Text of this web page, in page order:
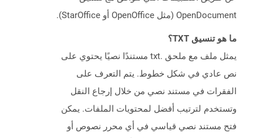
OpenDocument (مثل OpenOffice أو StarOffice).
ما هو تنسيق TXT؟
يمثل ملف مع ملحق .txt مستندًا نصيًا يحتوي على
نص عادي في شكل خطوط. يتم التعرف على
الفقرات في مستند نصي من خلال إرجاع النقل
وتستخدم لترتيب أفضل لمحتويات الملفات. يمكن
فتح مستند نصي قياسي في أي محرر نصوص أو